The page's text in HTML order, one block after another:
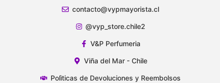
contacto@vypmayorista.cl
@vyp_store.chile2
V&P Perfumeria
Viña del Mar - Chile
Polìticas de Devoluciones y Reembolsos